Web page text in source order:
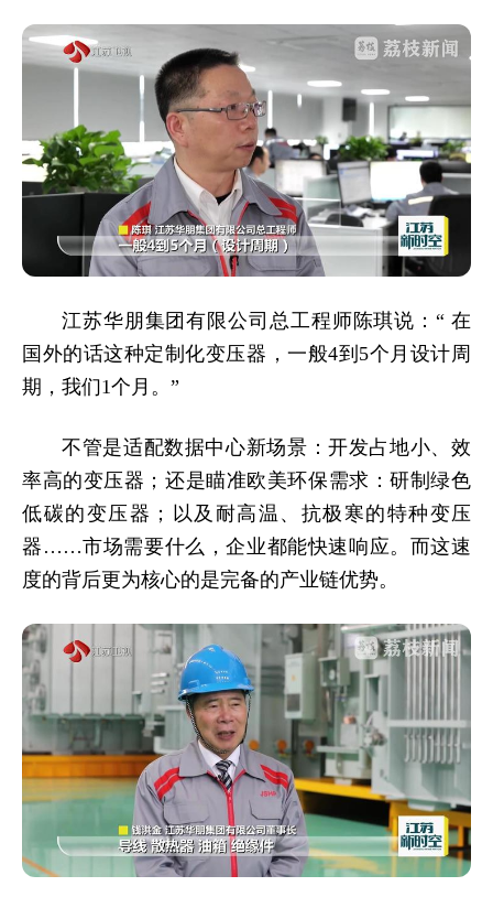
江苏华朋集团有限公司总工程师陈琪说：“ 在
国外的话这种定制化变压器，一般4到5个月设计周
期，我们1个月。”
不管是适配数据中心新场景：开发占地小、效
率高的变压器；还是瞄准欧美环保需求：研制绿色
低碳的变压器；以及耐高温、抗极寒的特种变压
器……市场需要什么，企业都能快速响应。而这速
度的背后更为核心的是完备的产业链优势。